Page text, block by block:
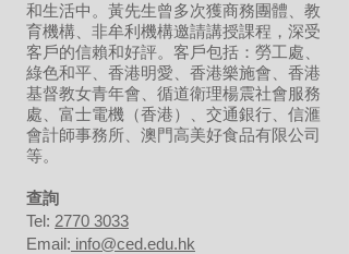
和生活中。黃先生曾多次獲商務團體、教
育機構、非牟利機構邀請講授課程，深受
客戶的信賴和好評。客戶包括：勞工處、
綠色和平、香港明愛、香港樂施會、香港
基督教女青年會、循道衛理楊震社會服務
處、富士電機（香港）、交通銀行、信滙
會計師事務所、澳門高美好食品有限公司
等。
​查詢
Tel: 2770 3033
Email: info@ced.edu.hk